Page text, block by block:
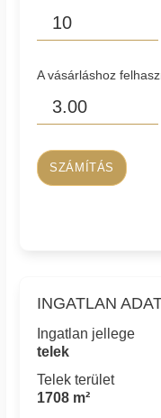
A vásárláshoz
SZÁMÍTÁS
INGATLAN
Ingatlan jellege
telek
Telek terület
1708 m²